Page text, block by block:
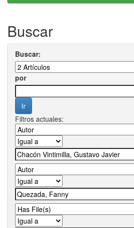
Buscar
Buscar:
por
Filtros actuales: